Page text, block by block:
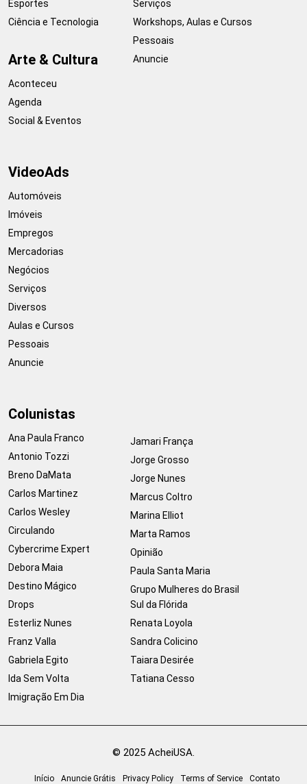
Esportes
Ciência e Tecnologia
Arte & Cultura
Aconteceu
Agenda
Social & Eventos
Serviços
Workshops, Aulas e Cursos
Pessoais
Anuncie
VideoAds
Automóveis
Imóveis
Empregos
Mercadorias
Negócios
Serviços
Diversos
Aulas e Cursos
Pessoais
Anuncie
Colunistas
Ana Paula Franco
Antonio Tozzi
Breno DaMata
Carlos Martinez
Carlos Wesley
Circulando
Cybercrime Expert
Debora Maia
Destino Mágico
Drops
Esterliz Nunes
Franz Valla
Gabriela Egito
Ida Sem Volta
Imigração Em Dia
Jamari França
Jorge Grosso
Jorge Nunes
Marcus Coltro
Marina Elliot
Marta Ramos
Opinião
Paula Santa Maria
Grupo Mulheres do Brasil
Sul da Flórida
Renata Loyola
Sandra Colicino
Taiara Desirée
Tatiana Cesso
© 2025 AcheiUSA.
Início Anuncie Grátis Privacy Policy Terms of Service Contato